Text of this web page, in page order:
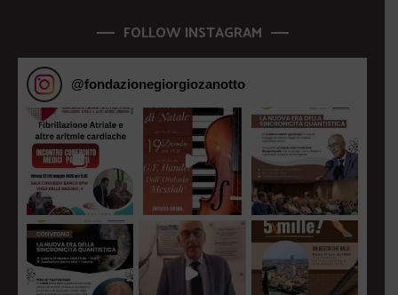
FOLLOW INSTAGRAM
@fondazionegiorgiozanotto